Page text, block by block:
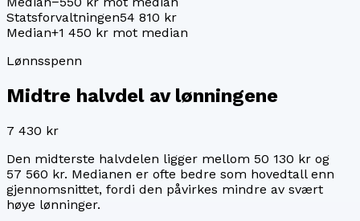
Statsforvaltningen54 810 kr
Median+1 450 kr mot median
Lønnsspenn
Midtre halvdel av lønningene
7 430 kr
Den midterste halvdelen ligger mellom 50 130 kr og
57 560 kr. Medianen er ofte bedre som hovedtall enn
gjennomsnittet, fordi den påvirkes mindre av svært
høye lønninger.